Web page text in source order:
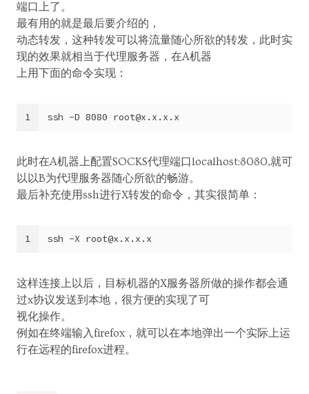
端口上了。
最有用的就是最后要介绍的，
动态转发，这种转发可以将流量随心所欲的转发，此时实
现的效果就相当于代理服务器，在A机器
上用下面的命令实现：
1 ssh -D 8080 root@x.x.x.x
此时在A机器上配置SOCKS代理端口localhost:8080,就可
以以B为代理服务器随心所欲的畅游。
最后补充使用ssh进行X转发的命令，其实很简单：
1 ssh -X root@x.x.x.x
这样连接上以后，目标机器的X服务器所做的操作都会通
过x协议发送到本地，很方便的实现了可
视化操作。
例如在终端输入firefox，就可以在本地弹出一个实际上运
行在远程的firefox进程。